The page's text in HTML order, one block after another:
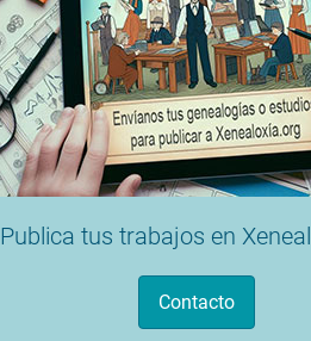
Publica tus trabajos en
Contacto